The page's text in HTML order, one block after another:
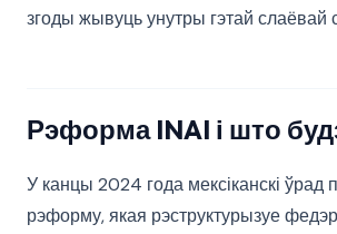
згоды жывуць унутры гэтай слаёвай
Рэформа INAI і што
У канцы 2024 года мексіканскі ўрад
рэформу, якая рэструктурызуе